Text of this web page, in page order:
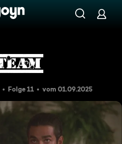
Man liebt nur zweimal
Folge 11 vom 01.09.2025